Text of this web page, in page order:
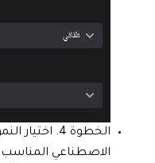
الخطوة 4. اختيار النموذج:
الاصطناعي المناسب